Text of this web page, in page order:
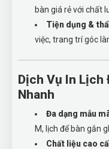
bàn giá rẻ với chất
Tiện dụng &
việc, trang trí góc
Dịch Vụ In Lịch
Nhanh
Đa dạng mẫu
M, lịch để bàn gắn
Chất liệu cao